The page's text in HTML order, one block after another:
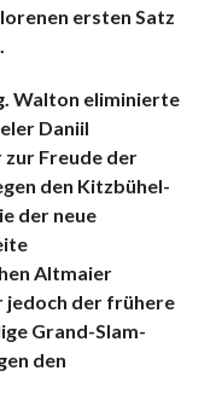
ersten Satz
Walton eliminierte
Daniil
zur Freude der
den Kitzbühel-
der neue
Altmaier
jedoch der frühere
Grand-Slam-
den